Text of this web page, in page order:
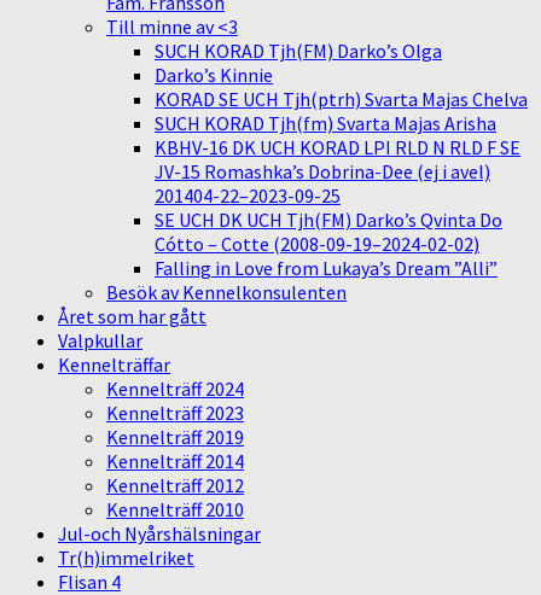
Till minne av <3
SUCH KORAD Tjh(FM) Darko’s Olga
Darko’s Kinnie
KORAD SE UCH Tjh(ptrh) Svarta Majas Chelva
SUCH KORAD Tjh(fm) Svarta Majas Arisha
KBHV-16 DK UCH KORAD LPI RLD N RLD F SE
JV-15 Romashka’s Dobrina-Dee (ej i avel)
201404-22–2023-09-25
SE UCH DK UCH Tjh(FM) Darko’s Qvinta Do
Cótto – Cotte (2008-09-19–2024-02-02)
Falling in Love from Lukaya’s Dream ”Alli”
Besök av Kennelkonsulenten
Året som har gått
Valpkullar
Kennelträffar
Kennelträff 2024
Kennelträff 2023
Kennelträff 2019
Kennelträff 2014
Kennelträff 2012
Kennelträff 2010
Jul-och Nyårshälsningar
Tr(h)immelriket
Flisan 4